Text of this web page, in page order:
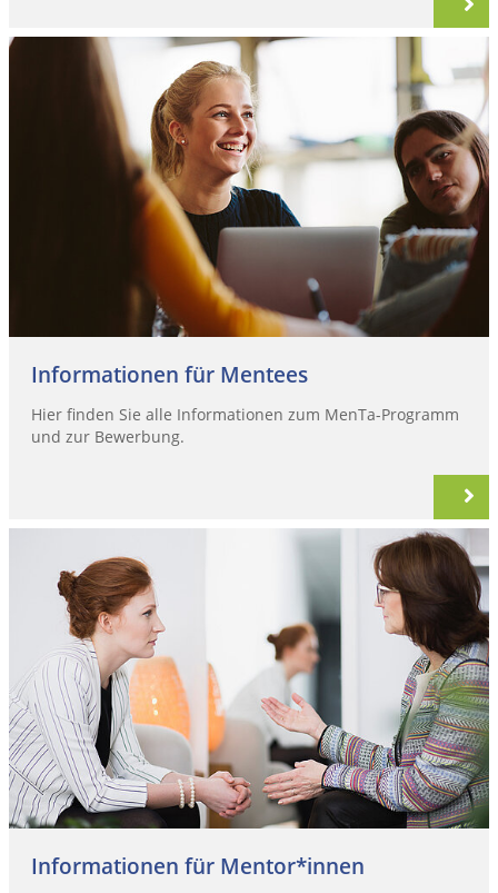
Informationen für Mentees
Hier finden Sie alle Informationen zum MenTa-Programm
und zur Bewerbung.
Informationen für Mentor*innen